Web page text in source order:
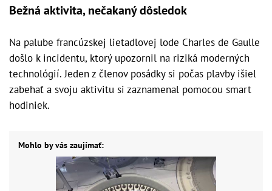
Bežná aktivita, nečakaný dôsledok
Na palube francúzskej lietadlovej lode Charles de Gaulle
došlo k incidentu, ktorý upozornil na riziká moderných
technológií. Jeden z členov posádky si počas plavby išiel
zabehať a svoju aktivitu si zaznamenal pomocou smart
hodiniek.
Mohlo by vás zaujímať: